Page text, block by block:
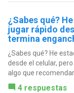
¿Sabes qué?
jugar rápido
termina
¿Sabes qué? He
desde el celular,
algo que
4 respuestas